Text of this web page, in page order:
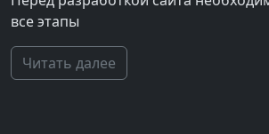
все этапы
Читать далее